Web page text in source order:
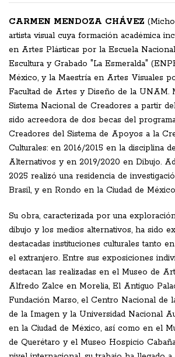
CARMEN MENDOZA CHÁVEZ
artista visual cuya formación académica
en Artes Plásticas por la Escuela
Escultura y Grabado "La Esmeralda"
México, y la Maestría en Artes Visuales
Facultad de Artes y Diseño de la UNAM.
Sistema Nacional de Creadores a partir
sido acreedora de dos becas del
Creadores del Sistema de Apoyos a la
Culturales: en 2016/2015 en la disciplina
Alternativos y en 2019/2020 en Dibujo.
2025 realizó una residencia de
Brasil, y en Rondo en la Ciudad de
Su obra, caracterizada por una
dibujo y los medios alternativos, ha sido
destacadas instituciones culturales tanto
el extranjero. Entre sus exposiciones
destacan las realizadas en el Museo de
Alfredo Zalce en Morelia, El Antiguo
Fundación Marso, el Centro Nacional de
de la Imagen y la Universidad Nacional
en la Ciudad de México, así como en el
de Querétaro y el Museo Hospicio